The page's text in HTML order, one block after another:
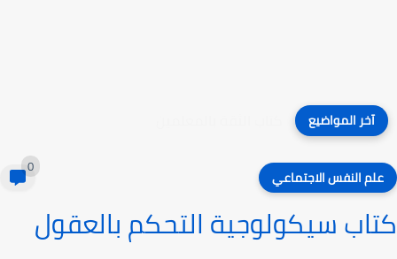
آخر المواضيع
علم النفس الاجتماعي 0
كتاب سيكولوجية التحكم بالعقول